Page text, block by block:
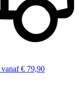
vanaf € 79,90